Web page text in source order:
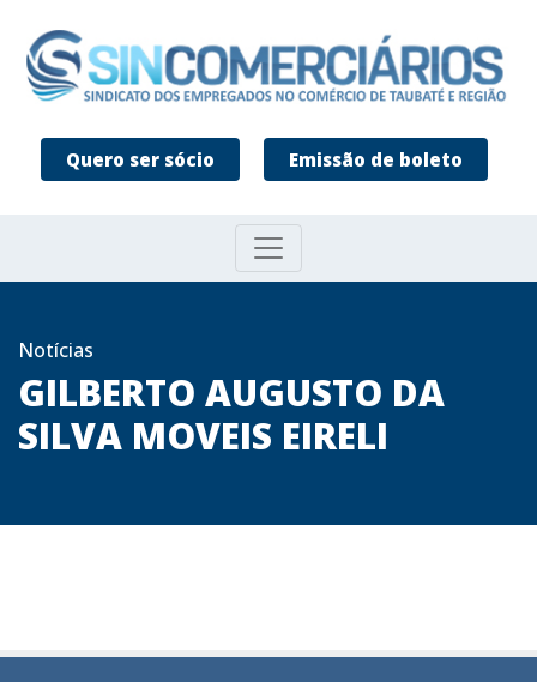
Quero ser sócio Emissão de boleto
Notícias
GILBERTO AUGUSTO DA
SILVA MOVEIS EIRELI